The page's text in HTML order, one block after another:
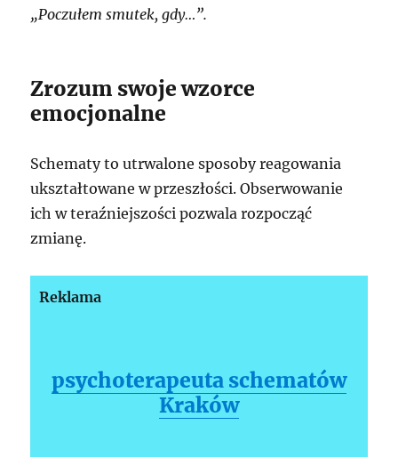
„Poczułem smutek, gdy…”.
Zrozum swoje wzorce
emocjonalne
Schematy to utrwalone sposoby reagowania
ukształtowane w przeszłości. Obserwowanie
ich w teraźniejszości pozwala rozpocząć
zmianę.
Reklama
psychoterapeuta schematów
Kraków